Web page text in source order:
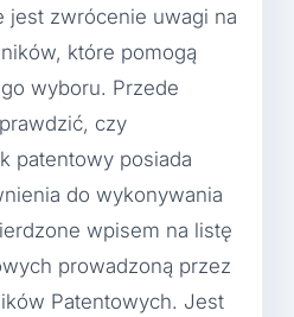
jest zwrócenie uwagi na
które pomogą
wyboru. Przede
czy
patentowy posiada
do wykonywania
wpisem na listę
prowadzoną przez
Patentowych. Jest